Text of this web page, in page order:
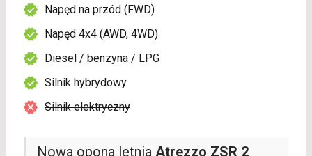
Nowa opona letnia Atrezzo ZSR 2
Napęd na przód (FWD)
Napęd 4x4 (AWD, 4WD)
Diesel / benzyna / LPG
Silnik hybrydowy
Silnik elektryczny